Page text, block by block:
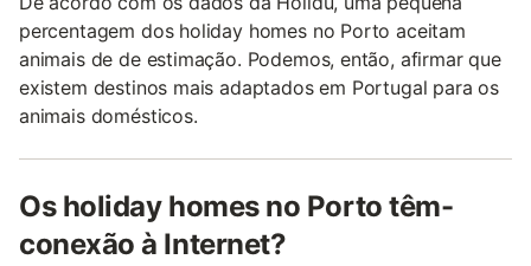
percentagem dos holiday homes no Porto aceitam
animais de de estimação. Podemos, então, afirmar que
existem destinos mais adaptados em Portugal para os
animais domésticos.
Os holiday homes no Porto têm-
conexão à Internet?